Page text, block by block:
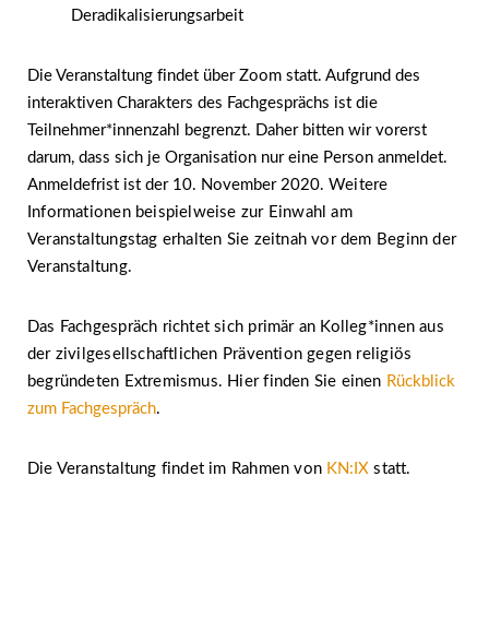
Deradikalisierungsarbeit
Die Veranstaltung findet über Zoom statt. Aufgrund des
interaktiven Charakters des Fachgesprächs ist die
Teilnehmer*innenzahl begrenzt. Daher bitten wir vorerst
darum, dass sich je Organisation nur eine Person anmeldet.
Anmeldefrist ist der 10. November 2020. Weitere
Informationen beispielweise zur Einwahl am
Veranstaltungstag erhalten Sie zeitnah vor dem Beginn der
Veranstaltung.­­
Das Fachgespräch richtet sich primär an Kolleg*innen aus
der zivilgesellschaftlichen Prävention gegen religiös
begründeten Extremismus. Hier finden Sie einen Rückblick
zum Fachgespräch.
Die Veranstaltung findet im Rahmen von KN:IX statt.